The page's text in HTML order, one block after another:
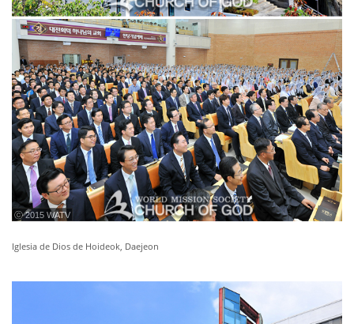
ⓒ 2015 WATV
Iglesia de Dios de Hoideok, Daejeon